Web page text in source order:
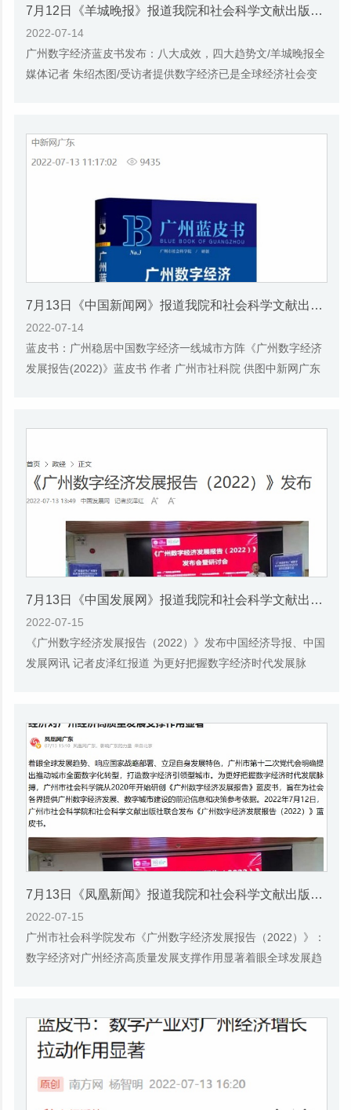
7月12日《羊城晚报》报道我院和社会科学文献出版社联合发布的《广州蓝皮书：广州数字经济发展报告（2022）》的媒体文章
2022-07-14
广州数字经济蓝皮书发布：八大成效，四大趋势文/羊城晚报全
媒体记者 朱绍杰图/受访者提供数字经济已是全球经济社会变
7月13日《中国新闻网》报道我院和社会科学文献出版社联合发布的《广州蓝皮书：广州数字经济发展报告（2022）》的媒体文章
2022-07-14
蓝皮书：广州稳居中国数字经济一线城市方阵《广州数字经济
发展报告(2022)》蓝皮书 作者 广州市社科院 供图中新网广东
7月13日《中国发展网》报道我院和社会科学文献出版社联合发布的《广州蓝皮书：广州数字经济发展报告（2022）》的媒体文章
2022-07-15
《广州数字经济发展报告（2022）》发布中国经济导报、中国
发展网讯 记者皮泽红报道 为更好把握数字经济时代发展脉
7月13日《凤凰新闻》报道我院和社会科学文献出版社联合发布的《广州蓝皮书：广州数字经济发展报告（2022）》的媒体文章
2022-07-15
广州市社会科学院发布《广州数字经济发展报告（2022）》：
数字经济对广州经济高质量发展支撑作用显著着眼全球发展趋